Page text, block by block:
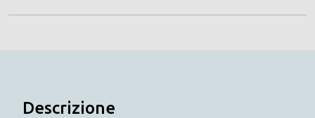
Descrizione